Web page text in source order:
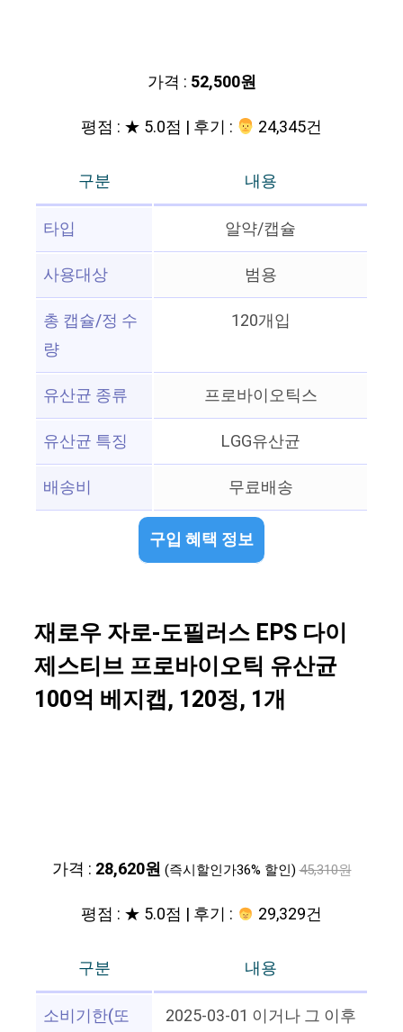
가격 : 52,500원
평점 : ★ 5.0점 | 후기 :
‍‍ 24,345건
구분
내용
타입
알약/캡슐
사용대상
범용
총 캡슐/정 수
량
120개입
유산균 종류
프로바이오틱스
유산균 특징
LGG유산균
배송비
무료배송
구입 혜택 정보
재로우 자로-도필러스 EPS 다이
제스티브 프로바이오틱 유산균
100억 베지캡, 120정, 1개
가격 : 28,620원 (즉시할인가36% 할인) 45,310원
평점 : ★ 5.0점 | 후기 : 29,329건
구분
내용
소비기한(또
2025-03-01 이거나 그 이후